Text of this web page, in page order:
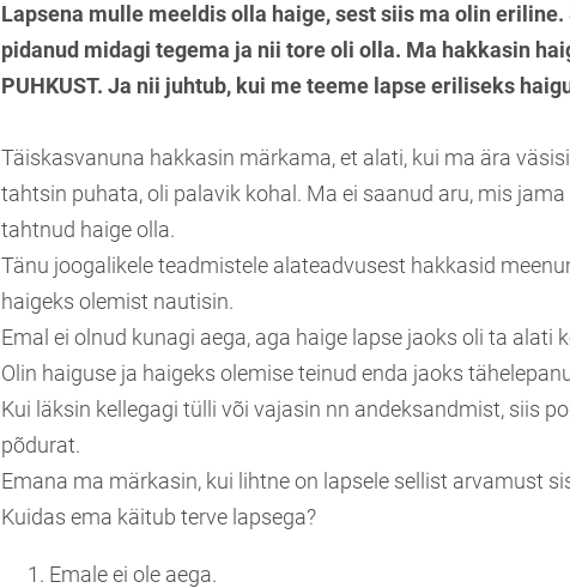
Lapsena mulle meeldis olla haige, sest siis ma olin
pidanud midagi tegema ja nii tore oli olla. Ma hakkasin
PUHKUST. Ja nii juhtub, kui me teeme lapse eriliseks
Täiskasvanuna hakkasin märkama, et alati, kui ma ära
tahtsin puhata, oli palavik kohal. Ma ei saanud aru, mis
tahtnud haige olla.
Tänu joogalikele teadmistele alateadvusest hakkasid
haigeks olemist nautisin.
Emal ei olnud kunagi aega, aga haige lapse jaoks oli ta alati
Olin haiguse ja haigeks olemise teinud enda jaoks
Kui läksin kellegagi tülli või vajasin nn andeksandmist, siis
põdurat.
Emana ma märkasin, kui lihtne on lapsele sellist arvamust
Kuidas ema käitub terve lapsega?
Emale ei ole aega.